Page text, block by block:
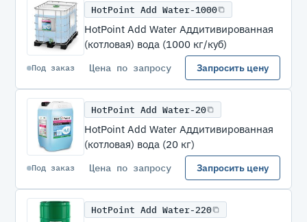
HotPoint Add Water-1000
HotPoint Add Water Аддитивированная
(котловая) вода (1000 кг/куб)
Под заказ Цена по запросу Запросить цену
HotPoint Add Water-20
HotPoint Add Water Аддитивированная
(котловая) вода (20 кг)
Под заказ Цена по запросу Запросить цену
HotPoint Add Water-220